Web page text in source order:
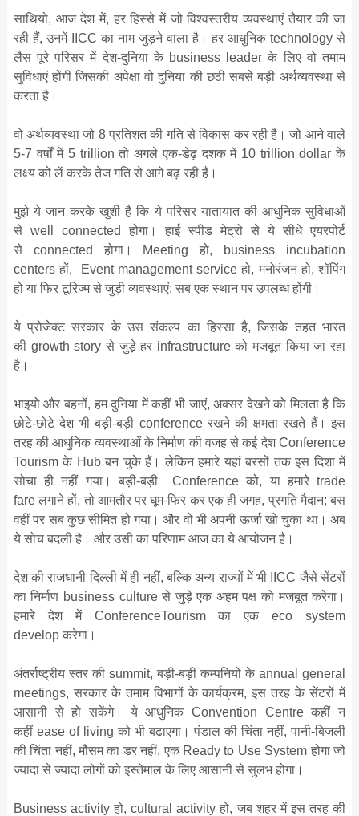
साथियो, आज देश में, हर हिस्‍से में जो विश्‍वस्‍तरीय व्‍यवस्‍थाएं तैयार की जा
रही हैं, उनमें IICC का नाम जुड़ने वाला है। हर आधुनिक technology से
लैस पूरे परिसर में देश-दुनिया के business leader के लिए वो तमाम
सुविधाएं होंगी जिसकी अपेक्षा वो दुनिया की छठी सबसे बड़ी अर्थव्‍यवस्‍था से
करता है।
वो अर्थव्‍यवस्‍था जो 8 प्रतिशत की गति से विकास कर रही है। जो आने वाले
5-7 वर्षों में 5 trillion तो अगले एक-डेढ़ दशक में 10 trillion dollar के
लक्ष्‍य को लें करके तेज गति से आगे बढ़ रही है।
मुझे ये जान करके खुशी है कि ये परिसर यातायात की आधुनिक सुविधाओं
से well connected होगा। हाई स्‍पीड मेट्रो से ये सीधे एयरपोर्ट
से connected होगा। Meeting हो, business incubation
centers हों, Event management service हो, मनोरंजन हो, शॉपिंग
हो या फिर टूरिज्‍म से जुड़ी व्‍यवस्‍थाएं; सब एक स्‍थान पर उपलब्‍ध होंगी।
ये प्रोजेक्‍ट सरकार के उस संकल्‍प का हिस्‍सा है, जिसके तहत भारत
की growth story से जुड़े हर infrastructure को मजबूत किया जा रहा
है।
भाइयो और बहनों, हम दुनिया में कहीं भी जाएं, अक्‍सर देखने को मिलता है कि
छोटे-छोटे देश भी बड़ी-बड़ी conference रखने की क्षमता रखते हैं। इस
तरह की आधुनिक व्‍यवस्‍थाओं के निर्माण की वजह से कई देश Conference
Tourism के Hub बन चुके हैं। लेकिन हमारे यहां बरसों तक इस दिशा में
सोचा ही नहीं गया। बड़ी-बड़ी Conference को, या हमारे trade
fare लगाने हों, तो आमतौर पर घूम-फिर कर एक ही जगह, प्रगति मैदान; बस
वहीं पर सब कुछ सीमित हो गया। और वो भी अपनी ऊर्जा खो चुका था। अब
ये सोच बदली है। और उसी का परिणाम आज का ये आयोजन है।
देश की राजधानी दिल्‍ली में ही नहीं, बल्कि अन्‍य राज्‍यों में भी IICC जैसे सेंटरों
का निर्माण business culture से जुड़े एक अहम पक्ष को मजबूत करेगा।
हमारे देश में ConferenceTourism का एक eco system
develop करेगा।
अंतर्राष्‍ट्रीय स्‍तर की summit, बड़ी-बड़ी कम्‍पनियों के annual general
meetings, सरकार के तमाम विभागों के कार्यक्रम, इस तरह के सेंटरों में
आसानी से हो सकेंगे। ये आधुनिक Convention Centre कहीं न
कहीं ease of living को भी बढ़ाएगा। पंडाल की चिंता नहीं, पानी-बिजली
की चिंता नहीं, मौसम का डर नहीं, एक Ready to Use System होगा जो
ज्‍यादा से ज्‍यादा लोगों को इस्‍तेमाल के लिए आसानी से सुलभ होगा।
Business activity हो, cultural activity हो, जब शहर में इस तरह की